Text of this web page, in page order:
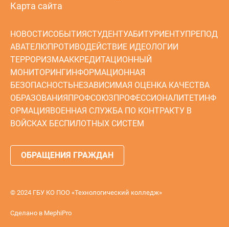
Карта сайта
НОВОСТИСОБЫТИЯСТУДЕНТУАБИТУРИЕНТУПРЕПОД
АВАТЕЛЮПРОТИВОДЕЙСТВИЕ ИДЕОЛОГИИ
ТЕРРОРИЗМААККРЕДИТАЦИОННЫЙ
МОНИТОРИНГИНФОРМАЦИОННАЯ
БЕЗОПАСНОСТЬНЕЗАВИСИМАЯ ОЦЕНКА КАЧЕСТВА
ОБРАЗОВАНИЯПРОФСОЮЗПРОФЕССИОНАЛИТЕТИНФ
ОРМАЦИЯВОЕННАЯ СЛУЖБА ПО КОНТРАКТУ В
ВОЙСКАХ БЕСПИЛОТНЫХ СИСТЕМ
ОБРАЩЕНИЯ ГРАЖДАН
© 2024 ГБУ КО ПОО «Технологический колледж»
Сделано в MephiPro